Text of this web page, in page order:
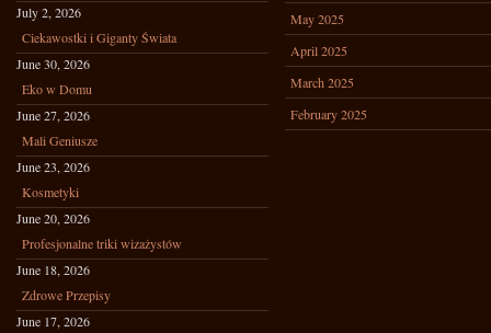
July 2, 2026
Ciekawostki i Giganty Świata
June 30, 2026
Eko w Domu
June 27, 2026
Mali Geniusze
June 23, 2026
Kosmetyki
June 20, 2026
Profesjonalne triki wizażystów
June 18, 2026
Zdrowe Przepisy
June 17, 2026
May 2025
April 2025
March 2025
February 2025